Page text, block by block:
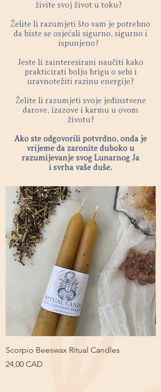
živite svoj život u toku?
Želite li razumjeti što vam je potrebno
da biste se osjećali sigurno, sigurno i
ispunjeno?
Jeste li zainteresirani naučiti kako
prakticirati bolju brigu o sebi i
uravnotežiti razinu energije?
Želite li razumjeti svoje jedinstvene
darove, izazove i karmu u ovom
životu?
Ako ste odgovorili potvrdno, onda je
vrijeme da zaronite duboko u
razumijevanje svog Lunarnog Ja
i svrha vaše duše.
Scorpio Beeswax Ritual Candles
Cijena
24,00 CAD